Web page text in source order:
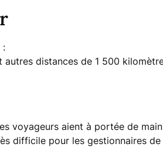
:
autres distances de 1 500
voyageurs aient à portée de
difficile pour les gestionnaires